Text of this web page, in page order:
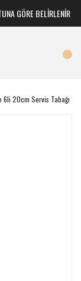
GÖRE BELİRLENİR
6li 20cm Servis Tabağı